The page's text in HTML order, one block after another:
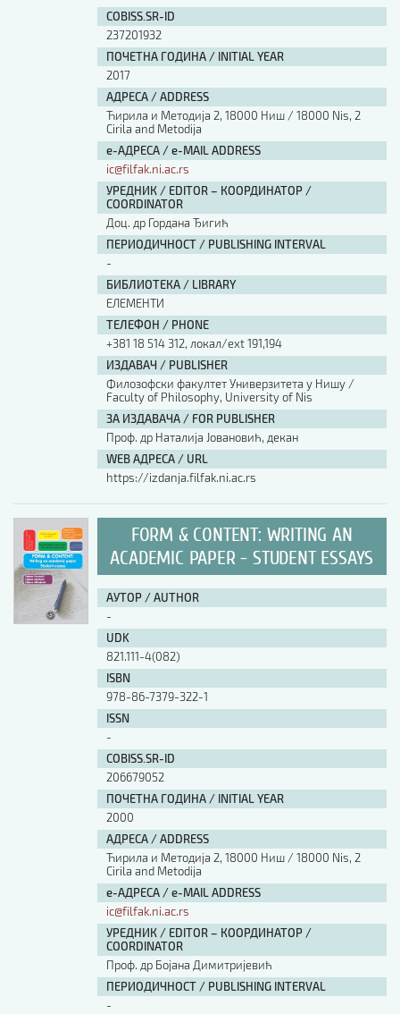
COBISS.SR-ID
237201932
ПОЧЕТНА ГОДИНА / INITIAL YEAR
2017
АДРЕСА / ADDRESS
Ћирила и Методија 2, 18000 Ниш / 18000 Nis, 2
Cirila and Metodija
е-АДРЕСА / e-MAIL ADDRESS
ic@filfak.ni.ac.rs
УРЕДНИК / EDITOR – КООРДИНАТОР /
COORDINATOR
Доц. др Гордана Ђигић
ПЕРИОДИЧНОСТ / PUBLISHING INTERVAL
-
БИБЛИОТЕКА / LIBRARY
ЕЛЕМЕНТИ
ТЕЛЕФОН / PHONE
+381 18 514 312, локал/ext 191,194
ИЗДАВАЧ / PUBLISHER
Филозофски факултет Универзитета у Нишу /
Faculty of Philosophy, University of Nis
ЗА ИЗДАВАЧА / FOR PUBLISHER
Проф. др Наталија Јовановић, декан
WEB АДРЕСА / URL
https://izdanja.filfak.ni.ac.rs
FORM & CONTENT: WRITING AN
ACADEMIC PAPER - STUDENT ESSAYS
АУТОР / AUTHOR
-
UDK
821.111-4(082)
ISBN
978-86-7379-322-1
ISSN
-
COBISS.SR-ID
206679052
ПОЧЕТНА ГОДИНА / INITIAL YEAR
2000
АДРЕСА / ADDRESS
Ћирила и Методија 2, 18000 Ниш / 18000 Nis, 2
Cirila and Metodija
е-АДРЕСА / e-MAIL ADDRESS
ic@filfak.ni.ac.rs
УРЕДНИК / EDITOR – КООРДИНАТОР /
COORDINATOR
Проф. др Бојана Димитријевић
ПЕРИОДИЧНОСТ / PUBLISHING INTERVAL
-